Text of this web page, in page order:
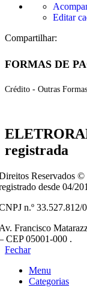
Editar
Compartilhar:
FORMAS DE
Crédito - Outras Formas
registrada
Reservados
desde 04/
n.º
Francisco
CEP 05001-000 .
Fechar
Menu
Categorias